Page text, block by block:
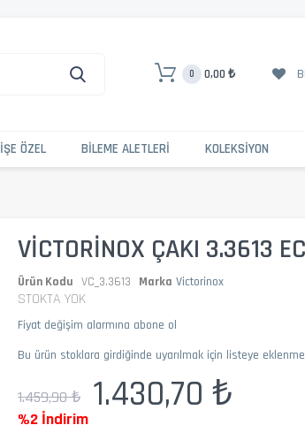
0 0,00 ₺
İŞE ÖZEL BILEME ALETLERI KOLEKSIYON
VICTORINOX ÇAKI 3.3613
Ürün Kodu VC_3.3613 Marka Victorinox
STOKTA YOK
Fiyat değişim alarmına abone ol
Bu ürün stoklara girdiğinde uyarılmak için listeye
1.459,90 ₺ 1.430,70 ₺
%2 İndirim